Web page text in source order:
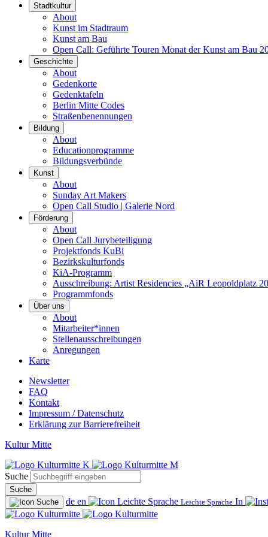
Stadtkultur
About
Kunst im Stadtraum
Kunst am Bau
Open Call: Geführte Touren Monat der Kunst am Bau
Geschichte
About
Gedenkorte
Gedenktafeln
Berlin Mitte Codes
Straßenbenennungen
Bildung
About
Educationprogramme
Bildungsverbünde
Kunst
About
Sunday Art Makers
Open Call Studio | Galerie Nord
Förderung
About
Open Call Jurybeteiligung
Projektfonds KuBi
Bezirkskulturfonds
KiA-Programm
Ausschreibung: Artist Residencies „AiR Leopoldplatz
Programmfonds
Über uns
About
Mitarbeiter*innen
Stellenausschreibungen
Anregungen
Karte
Newsletter
FAQ
Kontakt
Impressum / Datenschutz
Erklärung zur Barrierefreiheit
Kultur Mitte
Suche
Suche
de en Leichte Sprache In
Kultur Mitte